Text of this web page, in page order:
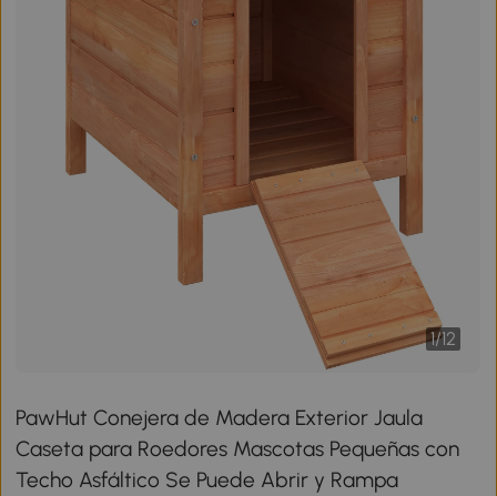
1/12
PawHut Conejera de Madera Exterior Jaula
Caseta para Roedores Mascotas Pequeñas con
Techo Asfáltico Se Puede Abrir y Rampa